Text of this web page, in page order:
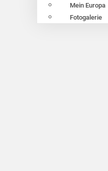
Mein Europa
Fotogalerie